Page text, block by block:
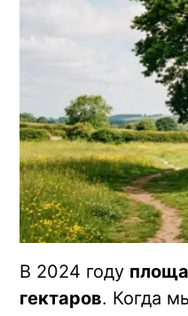
В 2024 году
гектаров. Когда